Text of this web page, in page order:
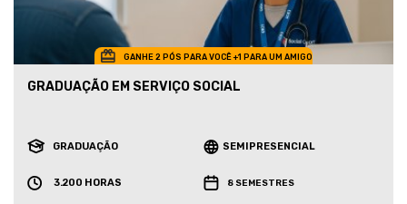
GANHE 2 PÓS PARA VOCÊ +1 PARA UM AMIGO
GRADUAÇÃO EM SERVIÇO SOCIAL
GRADUAÇÃO SEMIPRESENCIAL
3.200 HORAS 8 SEMESTRES